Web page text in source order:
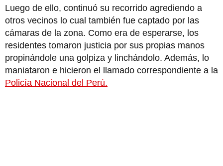
Luego de ello, continuó su recorrido agrediendo a
otros vecinos lo cual también fue captado por las
cámaras de la zona. Como era de esperarse, los
residentes tomaron justicia por sus propias manos
propinándole una golpiza y linchándolo. Además, lo
maniataron e hicieron el llamado correspondiente a la
Policía Nacional del Perú.